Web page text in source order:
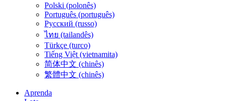
Polski (polonês)
Português (português)
Русский (russo)
ไทย (tailandês)
Türkçe (turco)
Tiếng Việt (vietnamita)
简体中文 (chinês)
繁體中文 (chinês)
Aprenda